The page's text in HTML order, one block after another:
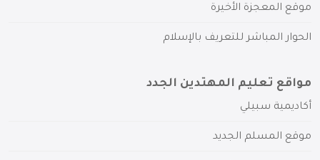
موقع المعجزة الأخيرة
الحوار المباشر للتعريف بالإسلام
مواقع تعليم المهتدين الجدد
أكاديمية سبيلي
موقع المسلم الجديد